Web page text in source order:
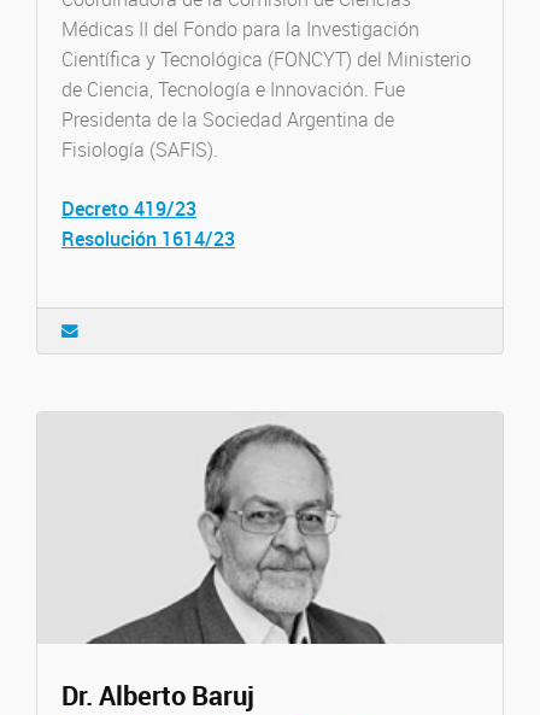
Médicas II del Fondo para la Investigación
Científica y Tecnológica (FONCYT) del Ministerio
de Ciencia, Tecnología e Innovación. Fue
Presidenta de la Sociedad Argentina de
Fisiología (SAFIS).
Decreto 419/23
Resolución 1614/23
Dr. Alberto Baruj